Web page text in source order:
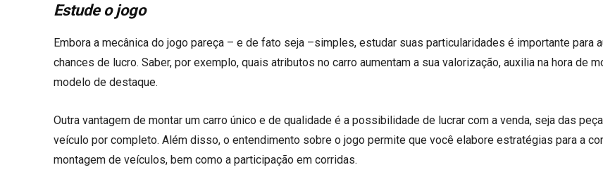
Estude o jogo
Embora a mecânica do jogo pareça – e de fato seja –simples, estudar suas particularidades é importante para
chances de lucro. Saber, por exemplo, quais atributos no carro aumentam a sua valorização, auxilia na hora de
modelo de destaque.
Outra vantagem de montar um carro único e de qualidade é a possibilidade de lucrar com a venda, seja das
veículo por completo. Além disso, o entendimento sobre o jogo permite que você elabore estratégias para a
montagem de veículos, bem como a participação em corridas.